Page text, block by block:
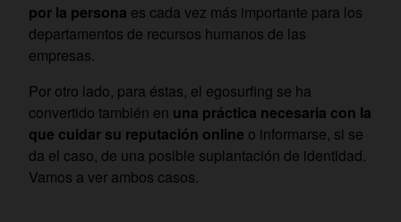
por la persona es cada vez más importante para los
departamentos de recursos humanos de las
empresas.
Por otro lado, para éstas, el egosurfing se ha
convertido también en una práctica necesaria con la
que cuidar su reputación online o informarse, si se
da el caso, de una posible suplantación de identidad.
Vamos a ver ambos casos.